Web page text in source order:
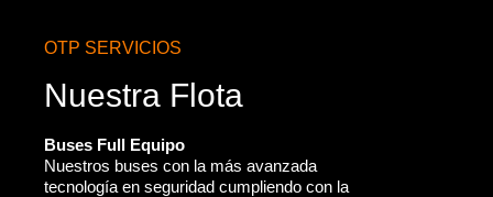
OTP SERVICIOS
Nuestra Flota
Buses Full Equipo
Nuestros buses con la más avanzada
tecnología en seguridad cumpliendo con la